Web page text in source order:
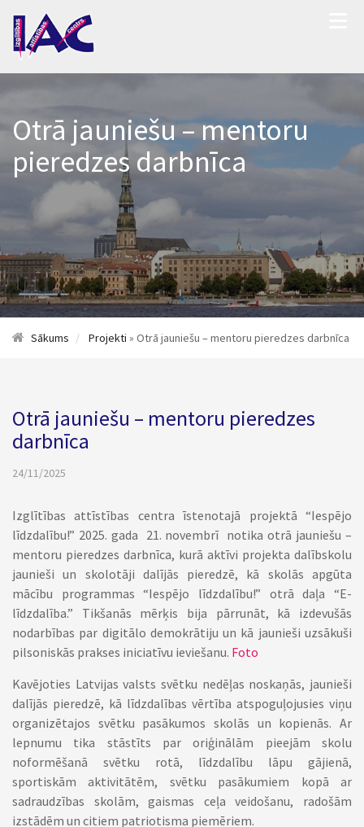
Otrā jauniešu – mentoru
pieredzes darbnīca
Sākums Projekti » Otrā jauniešu – mentoru pieredzes darbnīca
Otrā jauniešu – mentoru pieredzes
darbnīca
24/11/2025
Izglītības attīstības centra īstenotajā projektā “Iespējo
līdzdalību!” 2025. gada 21. novembrī notika otrā jauniešu –
mentoru pieredzes darbnīca, kurā aktīvi projekta dalībskolu
jaunieši un skolotāji dalījās pieredzē, kā skolās apgūta
mācību programmas “Iespējo līdzdalību!” otrā daļa “E-
līdzdalība.” Tikšanās mērķis bija pārrunāt, kā izdevušās
nodarbības par digitālo demokrātiju un kā jaunieši uzsākuši
pilsoniskās prakses iniciatīvu ieviešanu. Foto
Kavējoties Latvijas valsts svētku nedēļas noskaņās, jaunieši
dalījās pieredzē, kā līdzdalības vērtība atspoguļojusies viņu
organizētajos svētku pasākumos skolās un kopienās. Ar
lepnumu tika stāstīts par oriģinālām pieejām skolu
noformēšanā svētku rotā, līdzdalību lāpu gājienā,
sportiskām aktivitātēm, svētku pasākumiem kopā ar
sadraudzības skolām, gaismas ceļa veidošanu, radošām
izstādēm un citiem patriotisma piemēriem.